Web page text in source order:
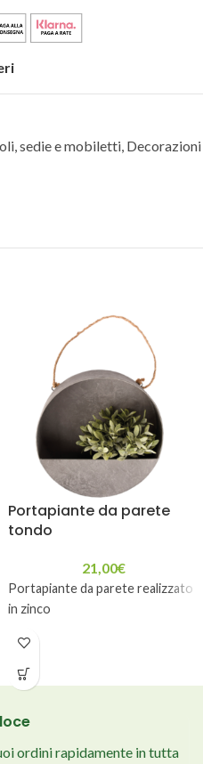
sedie e mobiletti Decorazioni
Portapiante da parete
tondo
21,00€
Portapiante da parete realizzato
in zinco
ordini rapidamente in tutta